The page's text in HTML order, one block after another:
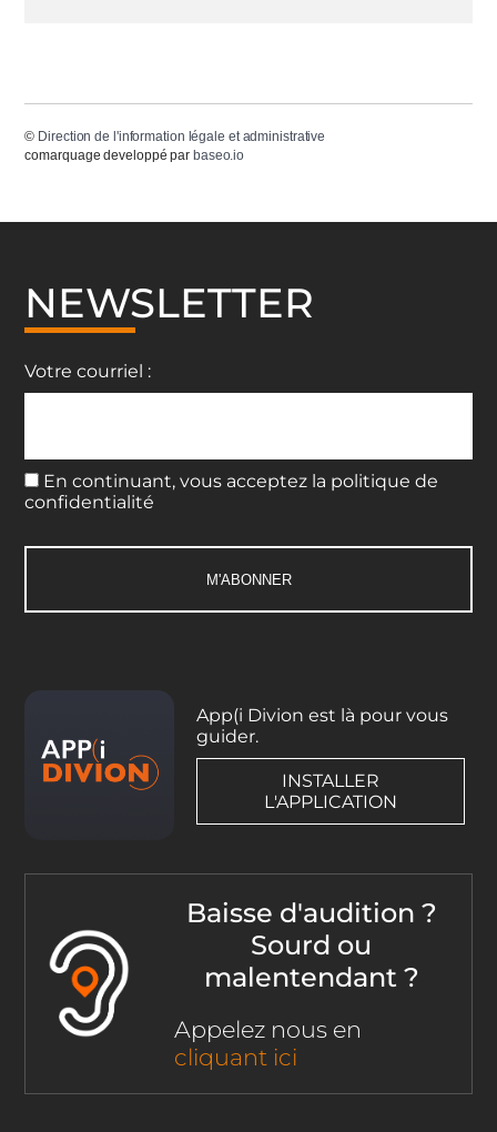
© Direction de l'information légale et administrative
comarquage developpé par baseo.io
NEWSLETTER
Votre courriel :
En continuant, vous acceptez la politique de
confidentialité
App(i Divion est là pour vous
guider.
INSTALLER
L'APPLICATION
Baisse d'audition ?
Sourd ou
malentendant ?
Appelez nous en
cliquant ici